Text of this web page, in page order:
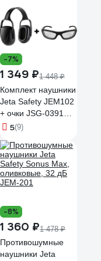
стальное оголовье,
до 108дБ
(SNR=28дБ) MSE-
102
-7%
1 349 ₽1 448 ₽
Комплект наушники
Jeta Safety JEM102
+ очки JSG-0391
JEM102-0391
5(9)
-8%
1 360 ₽1 478 ₽
Противошумные
наушники Jeta